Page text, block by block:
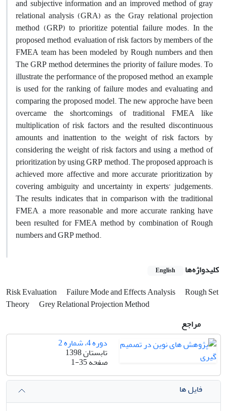
and subjective information and an improved method of gray
relational analysis (GRA) as the Gray relational projection
method (GRP) to prioritize potential failure modes. In the
proposed method, evaluation of risk factors by members of the
FMEA team has been modeled by Rough numbers and then
The GRP method determines the priority of failure modes. To
illustrate the performance of the proposed method, an example
is used for the ranking of failure modes and evaluating and
comparing the proposed model. The new approche have been
overcame the shortcomings of traditional FMEA like
multiplication of risk factors and the resulted discontinuous
amounts and inattention to the weight of risk factors, by
considering the weight of risk factors and using a method of
prioritization by using GRP method. The proposed approach is
achieved more affective and more accurate prioritization by
covering ambiguity and uncertainty in experts’ judgements.
The results indicates that in comparison with the traditional
FMEA, a more reasonable and more accurate ranking have
been resulted for FMEA method by combination of Rough
numbers and GRP method.
کلیدواژه‌ها English
Risk Evaluation Failure Mode and Effects Analysis
Rough Set
Theory
Grey Relational Projection Method
مراجع
دوره 4، شماره 2
تابستان 1398
صفحه1-35
فایل ها